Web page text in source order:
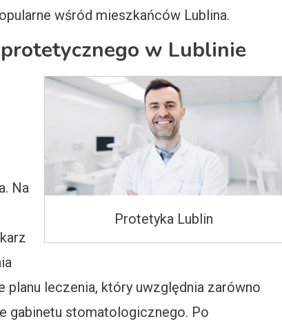
wśród mieszkańców Lublina.
w Lublinie
Protetyka Lublin
Na
leczenia, który uwzględnia zarówno
gabinetu stomatologicznego. Po